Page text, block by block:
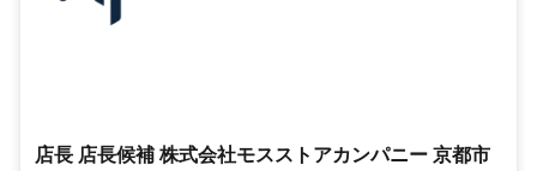
店長 店長候補 株式会社モスストアカンパニー 京都市